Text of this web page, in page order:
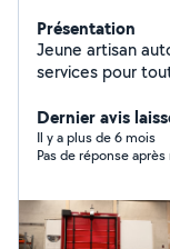
Présentation
Jeune artisan
services pour
etc...) Et ce, directement chez vous ou au sein
d'entreprises.
Dernier avis
Il y a plus de 6 mois
Pas de réponse